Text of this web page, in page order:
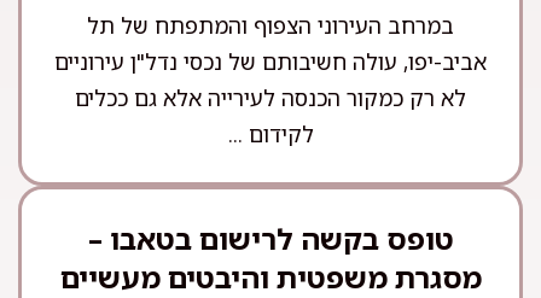
במרחב העירוני הצפוף והמתפתח של תל
אביב-יפו, עולה חשיבותם של נכסי נדל"ן עירוניים
לא רק כמקור הכנסה לעירייה אלא גם ככלים
לקידום ...
טופס בקשה לרישום בטאבו –
מסגרת משפטית והיבטים מעשיים